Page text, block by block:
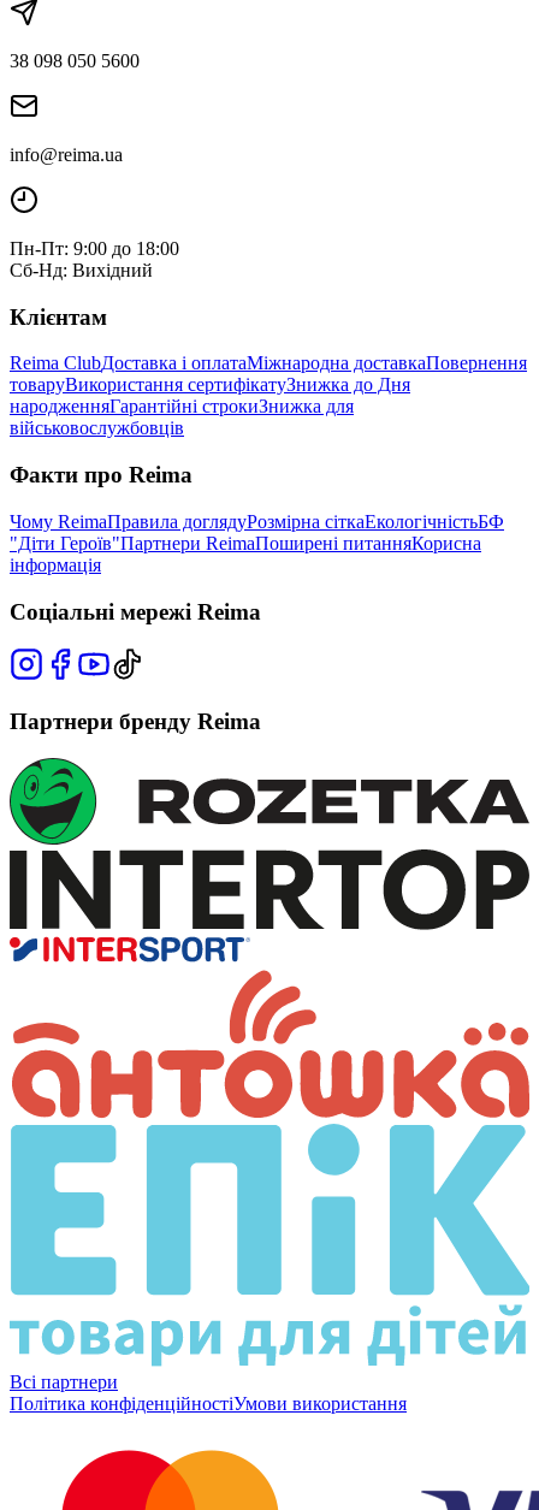
38 098 050 5600
info@reima.ua
Пн-Пт: 9:00 до 18:00
Сб-Нд: Вихідний
Клієнтам
Reima ClubДоставка і оплатаМіжнародна доставкаПовернення
товаруВикористання сертифікатуЗнижка до Дня
народженняГарантійні строкиЗнижка для
військовослужбовців
Факти про Reima
Чому ReimaПравила доглядуРозмірна сіткаЕкологічністьБФ
"Діти Героїв"Партнери ReimaПоширені питанняКорисна
інформація
Соціальні мережі Reima
Партнери бренду Reima
Всі партнери
Політика конфіденційностіУмови використання